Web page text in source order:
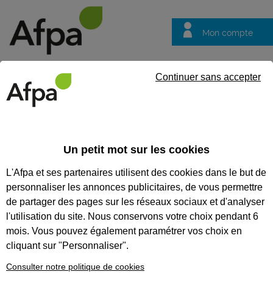
Mon compte
questions
Contrat d'apprentissage
Electricien d'équipement du
bâtiment en alternance à Gap
Provence-Alpes-Côte d'Azur
REF : 2144319
Un petit mot sur les cookies
L'Afpa et ses partenaires utilisent des cookies dans le but de
personnaliser les annonces publicitaires, de vous permettre
de partager des pages sur les réseaux sociaux et d'analyser
l'utilisation du site. Nous conservons votre choix pendant 6
mois. Vous pouvez également paramétrer vos choix en
cliquant sur "Personnaliser".
Consulter notre politique de cookies
Continuer sans accepter